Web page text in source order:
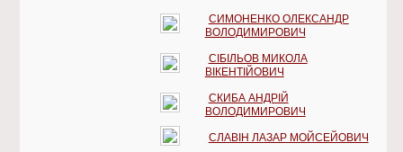
СИМОНЕНКО ОЛЕКСАНДР
ВОЛОДИМИРОВИЧ
СІБІЛЬОВ МИКОЛА
ВІКЕНТІЙОВИЧ
СКИБА АНДРІЙ
ВОЛОДИМИРОВИЧ
СЛАВІН ЛАЗАР МОЙСЕЙОВИЧ